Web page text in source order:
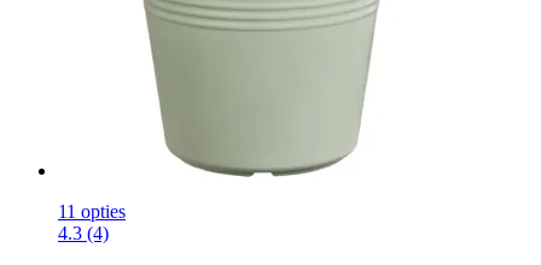
11 opties
4.3 (4)